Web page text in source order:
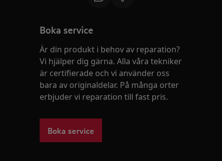
Boka service
Är din produkt i behov av reparation?
Vi hjälper dig gärna. Alla våra tekniker
är certifierade och vi använder oss
bara av originaldelar. På många orter
erbjuder vi reparation till fast pris.
Boka service